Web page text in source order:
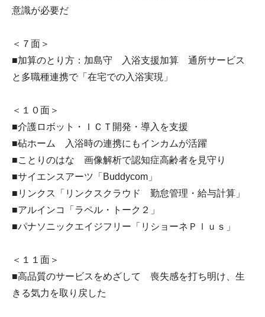
意識が必要だ
＜７面＞
■加算のとり方：加島守 入浴支援加算 通所サービス
と多職種連携で「在宅での入浴実現」
＜１０面＞
■介護ロボット・ＩＣＴ開発・導入を支援
■砧ホーム 入浴時の連携にもインカムが活躍
■ことりのはな 画像解析で認知症高齢者を見守り
■サイエンスアーツ「Buddycom」
■リンクス「リンクスクラウド 勤怠管理・給与計算」
■アルインコ「ラペル・トーク２」
■パナソニックエイジフリー「リショーネＰｌｕｓ」
＜１１面＞
■高品質のサービスをめざして 喪失感を打ち明け、生
きる気力を取り戻した